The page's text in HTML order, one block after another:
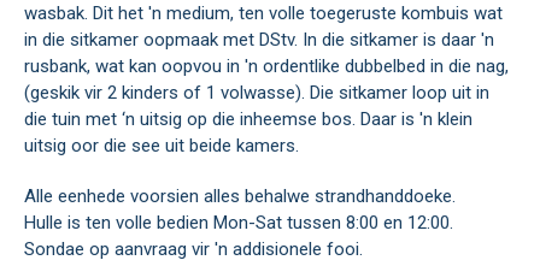
wasbak. Dit het 'n medium, ten volle toegeruste kombuis wat
in die sitkamer oopmaak met DStv. In die sitkamer is daar 'n
rusbank, wat kan oopvou in 'n ordentlike dubbelbed in die nag,
(geskik vir 2 kinders of 1 volwasse). Die sitkamer loop uit in
die tuin met ‘n uitsig op die inheemse bos. Daar is 'n klein
uitsig oor die see uit beide kamers.
Alle eenhede voorsien alles behalwe strandhanddoeke.
Hulle is ten volle bedien Mon-Sat tussen 8:00 en 12:00.
Sondae op aanvraag vir 'n addisionele fooi.